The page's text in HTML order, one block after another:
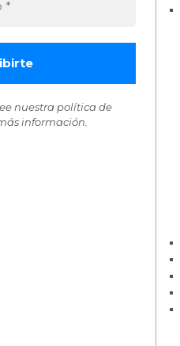
nuestra política de
información.